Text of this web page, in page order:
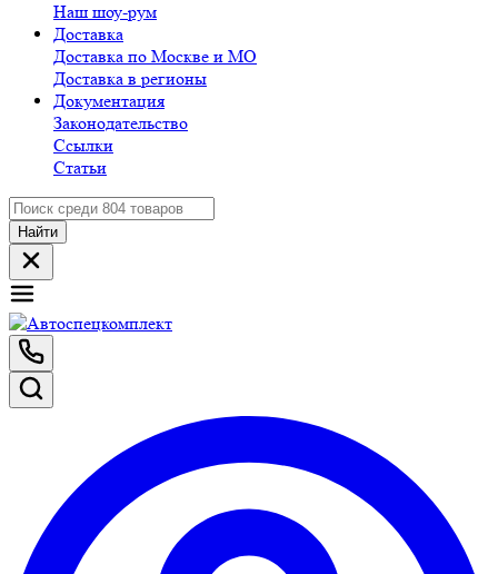
Наш шоу-рум
Доставка
Доставка по Москве и МО
Доставка в регионы
Документация
Законодательство
Ссылки
Статьи
Найти